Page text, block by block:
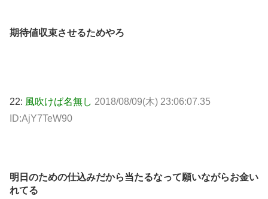
期待値収束させるためやろ
22: 風吹けば名無し 2018/08/09(木) 23:06:07.35
ID:AjY7TeW90
明日のための仕込みだから当たるなって願いながらお金い
れてる